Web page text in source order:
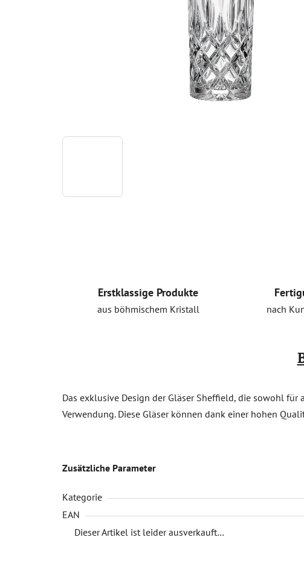
Erstklassige Produkte
aus böhmischem Kristall nach
Das exklusive Design der Gläser Sheffield, die sowohl
Verwendung. Diese Gläser können dank einer hohen
Zusätzliche Parameter
Kategorie
EAN
Dieser Artikel ist leider ausverkauft…